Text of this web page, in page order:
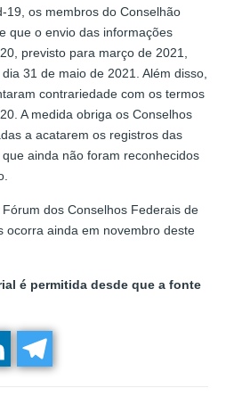
19, os membros do Conselhão
que o envio das informações
previsto para março de 2021,
31 de maio de 2021. Além disso,
contrariedade com os termos
A medida obriga os Conselhos
a acatarem os registros das
ainda não foram reconhecidos
dos Conselhos Federais de
ocorra ainda em novembro deste
é permitida desde que a fonte